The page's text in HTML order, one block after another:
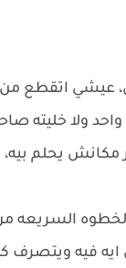
عيشي اتقطع من
ولا خليته
يحلم بيه،
السريعه
فيه ويتصرف